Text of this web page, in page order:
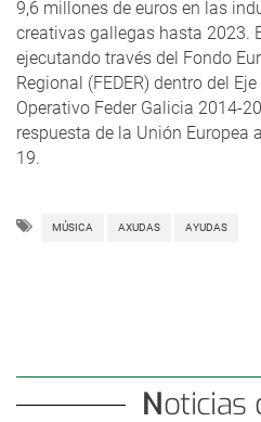
9,6 millones de euros en las
creativas gallegas hasta 2023.
ejecutando través del Fondo
Regional (FEDER) dentro del
Operativo Feder Galicia 2014-
respuesta de la Unión Europea
19.
MÚSICA AXUDAS AYUDAS